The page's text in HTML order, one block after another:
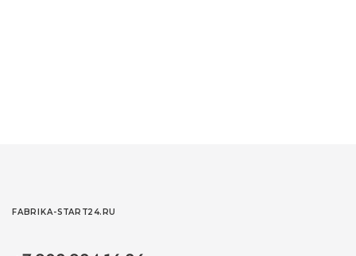
FABRIKA-START24.RU